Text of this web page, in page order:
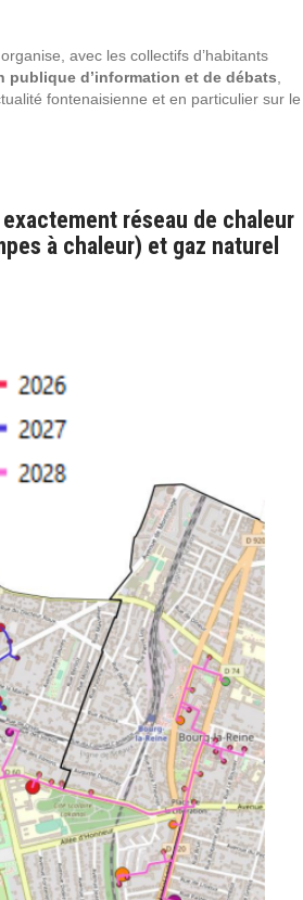
avec les collectifs d’habitants
publique d’information et de débats
fontenaisienne et en particulier sur le
réseau de chaleur
à chaleur) et gaz naturel